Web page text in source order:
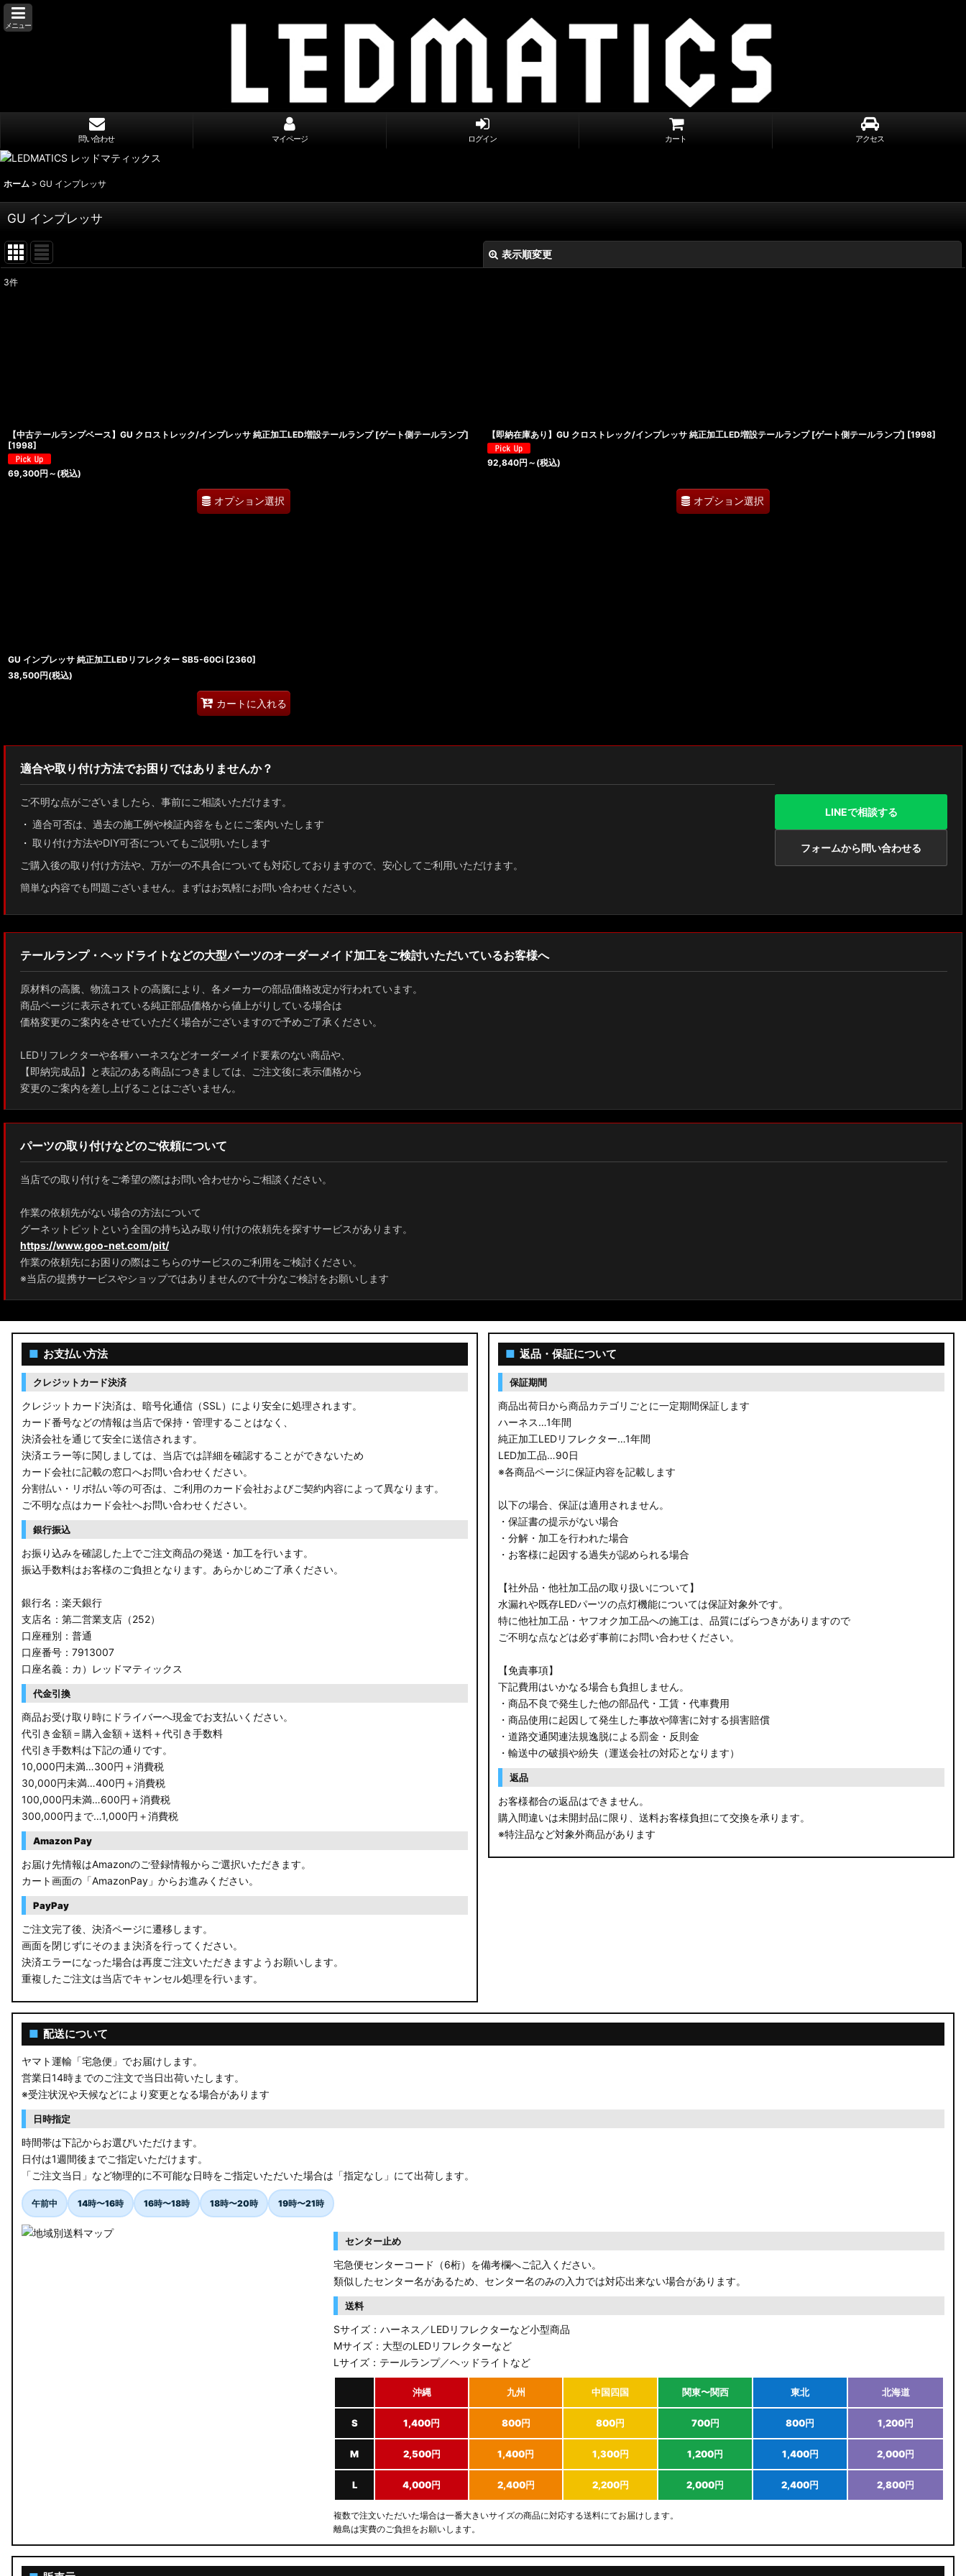
メニュー
問い合わせ マイページ ログイン カート アクセス
ホーム > GU インプレッサ
GU インプレッサ
表示順変更
3件
【中古テールランプベース】GU クロストレック/インプレッサ 純正加工LED増設テールランプ [ゲート側テールランプ]
[1998]
69,300円 ～ (税込)
オプション選択
【即納在庫あり】GU クロストレック/インプレッサ 純正加工LED増設テールランプ [ゲート側テールランプ] [1998]
92,840円 ～ (税込)
オプション選択
GU インプレッサ 純正加工LEDリフレクター SB5-60Ci [2360]
38,500円(税込)
カートに入れる
適合や取り付け方法でお困りではありませんか？
ご不明な点がございましたら、事前にご相談いただけます。
適合可否は、過去の施工例や検証内容をもとにご案内いたします
取り付け方法やDIY可否についてもご説明いたします
ご購入後の取り付け方法や、万が一の不具合についても対応しておりますので、安心してご利用いただけます。
簡単な内容でも問題ございません。まずはお気軽にお問い合わせください。
LINEで相談する
フォームから問い合わせる
テールランプ・ヘッドライトなどの大型パーツのオーダーメイド加工をご検討いただいているお客様へ
原材料の高騰、物流コストの高騰により、各メーカーの部品価格改定が行われています。
商品ページに表示されている純正部品価格から値上がりしている場合は
価格変更のご案内をさせていただく場合がございますので予めご了承ください。
LEDリフレクターや各種ハーネスなどオーダーメイド要素のない商品や、
【即納完成品】と表記のある商品につきましては、ご注文後に表示価格から
変更のご案内を差し上げることはございません。
パーツの取り付けなどのご依頼について
当店での取り付けをご希望の際はお問い合わせからご相談ください。
作業の依頼先がない場合の方法について
グーネットピットという全国の持ち込み取り付けの依頼先を探すサービスがあります。
https://www.goo-net.com/pit/
作業の依頼先にお困りの際はこちらのサービスのご利用をご検討ください。
※当店の提携サービスやショップではありませんので十分なご検討をお願いします
■ お支払い方法
クレジットカード決済
クレジットカード決済は、暗号化通信（SSL）により安全に処理されます。
カード番号などの情報は当店で保持・管理することはなく、
決済会社を通じて安全に送信されます。
決済エラー等に関しましては、当店では詳細を確認することができないため
カード会社に記載の窓口へお問い合わせください。
分割払い・リボ払い等の可否は、ご利用のカード会社およびご契約内容によって異なります。
ご不明な点はカード会社へお問い合わせください。
銀行振込
お振り込みを確認した上でご注文商品の発送・加工を行います。
振込手数料はお客様のご負担となります。あらかじめご了承ください。
銀行名：楽天銀行
支店名：第二営業支店（252）
口座種別：普通
口座番号：7913007
口座名義：カ）レッドマティックス
代金引換
商品お受け取り時にドライバーへ現金でお支払いください。
代引き金額＝購入金額＋送料＋代引き手数料
代引き手数料は下記の通りです。
10,000円未満…300円＋消費税
30,000円未満…400円＋消費税
100,000円未満…600円＋消費税
300,000円まで…1,000円＋消費税
Amazon Pay
お届け先情報はAmazonのご登録情報からご選択いただきます。
カート画面の「AmazonPay」からお進みください。
PayPay
ご注文完了後、決済ページに遷移します。
画面を閉じずにそのまま決済を行ってください。
決済エラーになった場合は再度ご注文いただきますようお願いします。
重複したご注文は当店でキャンセル処理を行います。
■ 返品・保証について
保証期間
商品出荷日から商品カテゴリごとに一定期間保証します
ハーネス…1年間
純正加工LEDリフレクター…1年間
LED加工品…90日
※各商品ページに保証内容を記載します
以下の場合、保証は適用されません。
・保証書の提示がない場合
・分解・加工を行われた場合
・お客様に起因する過失が認められる場合
【社外品・他社加工品の取り扱いについて】
水漏れや既存LEDパーツの点灯機能については保証対象外です。
特に他社加工品・ヤフオク加工品への施工は、品質にばらつきがありますので
ご不明な点などは必ず事前にお問い合わせください。
【免責事項】
下記費用はいかなる場合も負担しません。
・商品不良で発生した他の部品代・工賃・代車費用
・商品使用に起因して発生した事故や障害に対する損害賠償
・道路交通関連法規逸脱による罰金・反則金
・輸送中の破損や紛失（運送会社の対応となります）
返品
お客様都合の返品はできません。
購入間違いは未開封品に限り、送料お客様負担にて交換を承ります。
※特注品など対象外商品があります
■ 配送について
ヤマト運輸「宅急便」でお届けします。
営業日14時までのご注文で当日出荷いたします。
※受注状況や天候などにより変更となる場合があります
日時指定
時間帯は下記からお選びいただけます。
日付は1週間後までご指定いただけます。
「ご注文当日」など物理的に不可能な日時をご指定いただいた場合は「指定なし」にて出荷します。
午前中 14時〜16時 16時〜18時 18時〜20時 19時〜21時
センター止め
宅急便センターコード（6桁）を備考欄へご記入ください。
類似したセンター名があるため、センター名のみの入力では対応出来ない場合があります。
送料
Sサイズ：ハーネス／LEDリフレクターなど小型商品
Mサイズ：大型のLEDリフレクターなど
Lサイズ：テールランプ／ヘッドライトなど
沖縄 九州 中国四国 関東〜関西 東北 北海道
S 1,400円 800円 800円 700円 800円 1,200円
M 2,500円 1,400円 1,300円 1,200円 1,400円 2,000円
L 4,000円 2,400円 2,200円 2,000円 2,400円 2,800円
複数で注文いただいた場合は一番大きいサイズの商品に対応する送料にてお届けします。
離島は実費のご負担をお願いします。